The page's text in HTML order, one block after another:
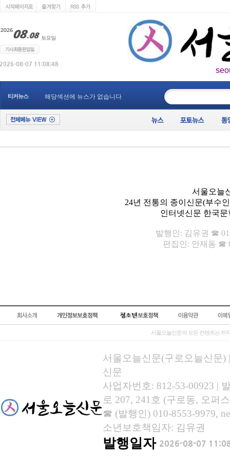
티커뉴스 해당섹션에 뉴스가 없습니다
서울오늘
24년 전통의 종이신문(부수
인터넷신문 한국
발행인: 김유권 ☎
편집인: 안재동 ☎
서울오늘신문의 모든 컨텐츠는 저
서울오늘신문(구로오늘신문)
신문
사업자번호: 812-53-00923 |
로 207, 241호 (구로동, 오퍼
☎ (발행인) 010-8553-9979,
소년보호책임자: 김유권
발행일자